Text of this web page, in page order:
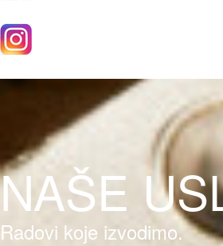
NAŠE
Radovi koje izvodimo.